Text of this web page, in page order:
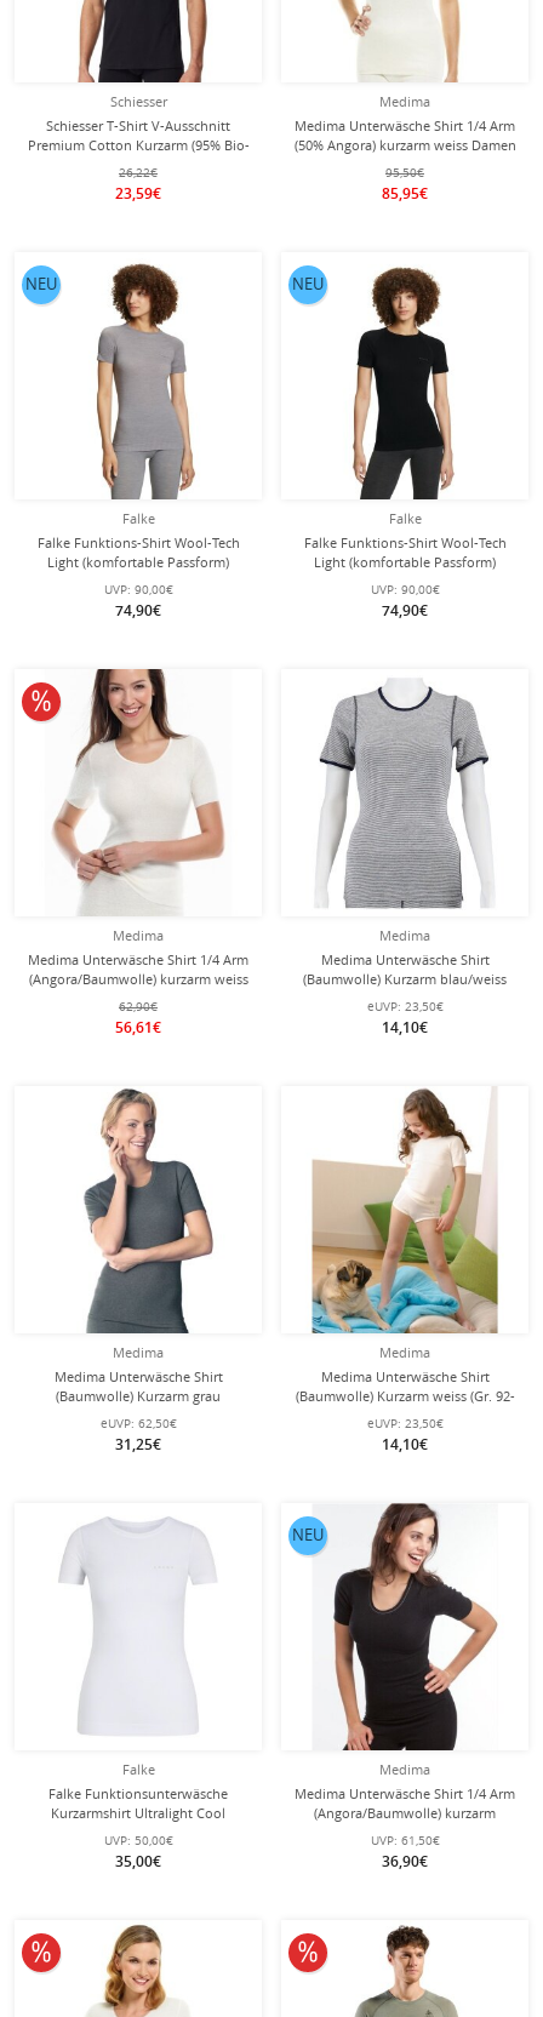
Schiesser
Schiesser T-Shirt V-Ausschnitt
Premium Cotton Kurzarm (95% Bio-
Baumwolle) Unterwäsche schwarz
Herren
26,22€
23,59€
Medima
Medima Unterwäsche Shirt 1/4 Arm
(50% Angora) kurzarm weiss Damen
(Gr. XL-XXL)
95,50€
85,95€
Falke
Falke Funktions-Shirt Wool-Tech
Light (komfortable Passform)
Kurzarm grau Damen
UVP: 90,00€
74,90€
NEU
Falke
Falke Funktions-Shirt Wool-Tech
Light (komfortable Passform)
Kurzarm schwarz Damen
UVP: 90,00€
74,90€
NEU
Medima
Medima Unterwäsche Shirt 1/4 Arm
(Angora/Baumwolle) kurzarm weiss
Damen (Gr. S-L)
62,90€
56,61€
10% reduziert
Medima
Medima Unterwäsche Shirt
(Baumwolle) Kurzarm blau/weiss
(Gr. 92-128)
eUVP: 23,50€
14,10€
Medima
Medima Unterwäsche Shirt
(Baumwolle) Kurzarm grau
Damen(Gr. XL-XXL)
eUVP: 62,50€
31,25€
Medima
Medima Unterwäsche Shirt
(Baumwolle) Kurzarm weiss (Gr. 92-
128)
eUVP: 23,50€
14,10€
Falke
Falke Funktionsunterwäsche
Kurzarmshirt Ultralight Cool
(Feuchtigkeits- und
Temperaturregulierung) weiss
Damen
UVP: 50,00€
35,00€
Medima
Medima Unterwäsche Shirt 1/4 Arm
(Angora/Baumwolle) kurzarm
asphaltgrau Damen (Gr. S-L)
UVP: 61,50€
36,90€
NEU
10% reduziert 10% reduziert